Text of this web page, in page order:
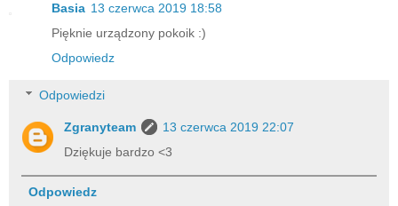
Basia 13 czerwca 2019 18:58
Pięknie urządzony pokoik :)
Odpowiedz
Odpowiedzi
Zgranyteam
13 czerwca 2019 22:07
Dziękuje bardzo <3
Odpowiedz